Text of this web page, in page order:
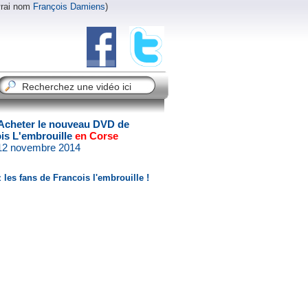
nom François Damiens)
le nouveau DVD de
L'embrouille en Corse
novembre 2014
les fans de Francois l'embrouille !